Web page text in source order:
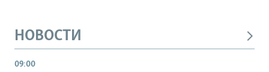
НОВОСТИ
09:00